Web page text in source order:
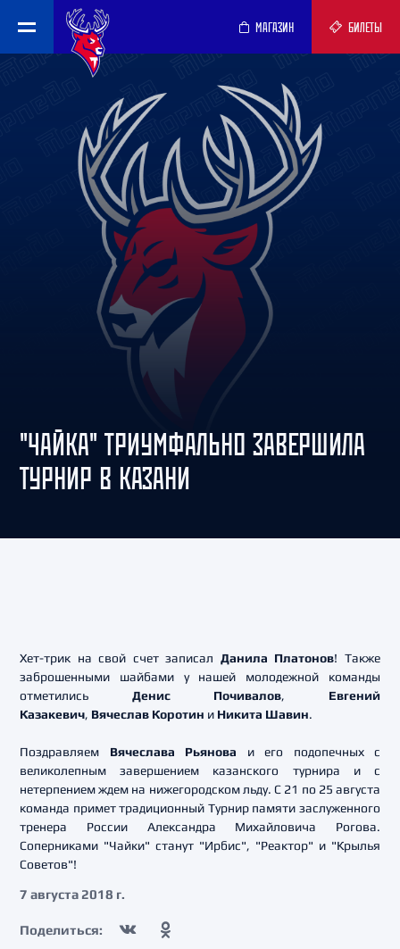
МАГАЗИН БИЛЕТЫ
"ЧАЙКА" ТРИУМФАЛЬНО ЗАВЕРШИЛА
ТУРНИР В КАЗАНИ
Хет-трик на свой счет записал Данила Платонов! Также
заброшенными шайбами у нашей молодежной команды
отметились Денис Почивалов, Евгений
Казакевич, Вячеслав Коротин и Никита Шавин.
Поздравляем Вячеслава Рьянова и его подопечных с
великолепным завершением казанского турнира и с
нетерпением ждем на нижегородском льду. С 21 по 25 августа
команда примет традиционный Турнир памяти заслуженного
тренера России Александра Михайловича Рогова.
Соперниками "Чайки" станут "Ирбис", "Реактор" и "Крылья
Советов"!
7 августа 2018 г.
Поделиться: